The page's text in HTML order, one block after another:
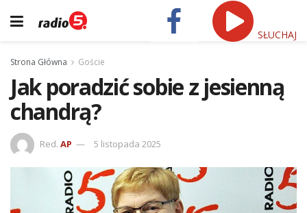
SŁUCHAJ
Strona Główna Goście
Jak poradzić sobie z jesienną
chandrą?
Red. AP 5 listopada 2025